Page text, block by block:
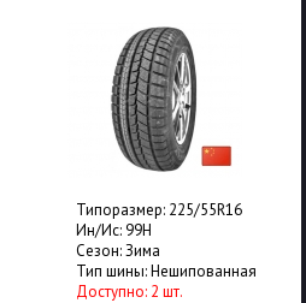
Типоразмер: 225/55R16
Ин/Ис: 99H
Сезон: Зима
Тип шины: Нешипованная
Доступно: 2 шт.